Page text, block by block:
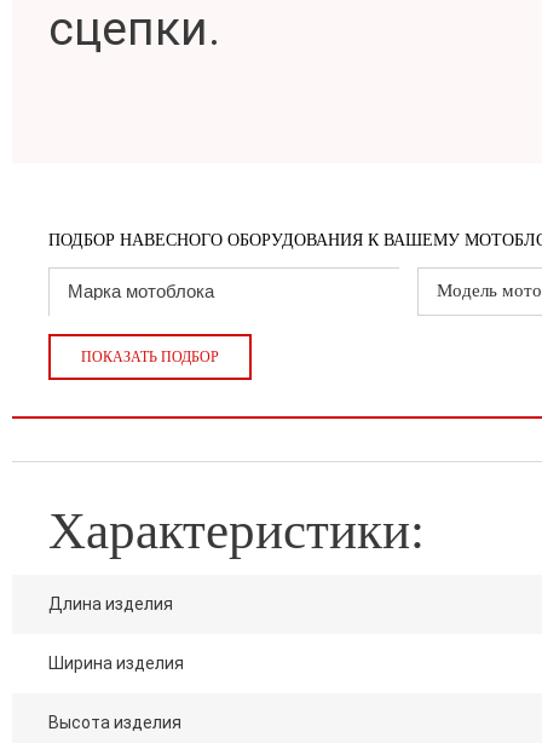
сцепки.
ПОДБОР НАВЕСНОГО ОБОРУДОВАНИЯ К ВАШЕМУ
Модель
ПОКАЗАТЬ ПОДБОР
Характеристики:
Длина изделия
Ширина изделия
Высота изделия